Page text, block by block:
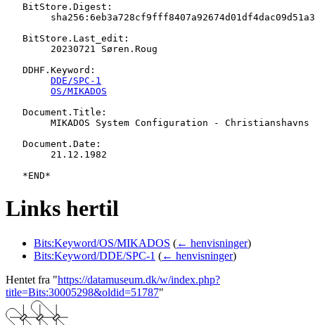
   BitStore.Digest:
   BitStore.Last_edit:
   DDHF.Keyword:
DDE/SPC-1
OS/MIKADOS
   Document.Title:
   Document.Date:
Links hertil
Bits:Keyword/OS/MIKADOS (← henvisninger)
Bits:Keyword/DDE/SPC-1 (← henvisninger)
Hentet fra "https://datamuseum.dk/w/index.php?
title=Bits:30005298&oldid=51787"